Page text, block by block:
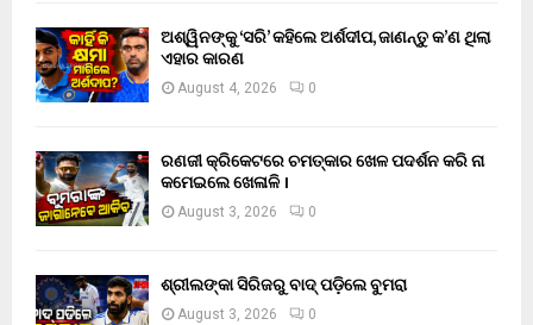
ଅଶ୍ୱିନଙ୍କୁ ‘ସରି’ କହିଲେ ଅର୍ଶଦୀପ, ଜାଣନ୍ତୁ କ’ଣ ଥିଲା
ଏହାର କାରଣ
August 4, 2026 0
ରଣଜୀ କ୍ରିକେଟରେ ଚମତ୍କାର ଖେଳ ପଦର୍ଶନ କରି ନା
କମେଇଲେ ଖେଳାଳି ।
August 3, 2026 0
ଶ୍ରୀଲଙ୍କା ସିରିଜରୁ ବାଦ୍ ପଡ଼ିଲେ ବୁମରା
August 3, 2026 0